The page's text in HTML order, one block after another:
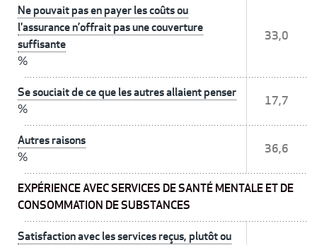
Ne pouvait pas en payer les coûts ou
l'assurance n’offrait pas une couverture
suffisante
%
33,0
Se souciait de ce que les autres allaient penser
%
17,7
Autres raisons
%
36,6
EXPÉRIENCE AVEC SERVICES DE SANTÉ MENTALE ET DE
CONSOMMATION DE SUBSTANCES
Satisfaction avec les services reçus, plutôt ou